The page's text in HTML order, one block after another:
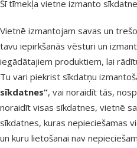
Šī tīmekļa vietne izmanto
Vietnē izmantojam savas un
tavu iepirkšanās vēsturi un
iegādātajiem produktiem, lai
Tu vari piekrist sīkdatņu
sīkdatnes”, vai noraidīt tās,
noraidīt visas sīkdatnes, vietnē
sīkdatnes, kuras nepieciešamas
un kuru lietošanai nav
Lamb, 2 kg
Oriģinālā cena
19,99 €
Cena
13,98 €
Cena par 100 g:
0,7 €
💛Grain-
free
E-veikala
cena 💻
Noliktavā